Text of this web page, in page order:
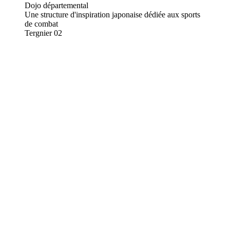
Dojo départemental
Une structure d'inspiration japonaise dédiée aux sports
de combat
Tergnier 02